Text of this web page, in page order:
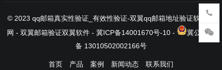
© 2023qq邮箱真实性验证_有效性验证-双翼qq邮箱地址验证软件官
网 - 双翼邮箱验证双翼软件 -冀ICP备14001670号-10 -
冀公网安
备 13010502002166号
首页 产品 案例 新闻动态 联系我们